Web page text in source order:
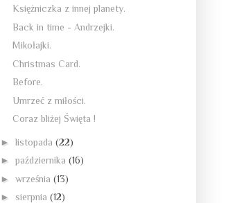
Księżniczka z innej planety.
Back in time - Andrzejki.
Mikołajki.
Christmas Card.
Before.
Umrzeć z miłości.
Coraz bliżej Święta !
► listopada (22)
► października (16)
► września (13)
► sierpnia (12)